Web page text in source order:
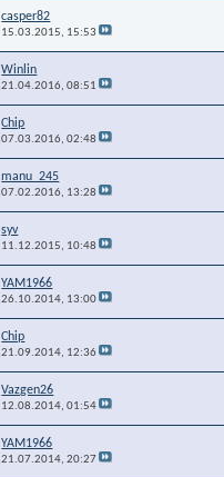
casper82
15.03.2015, 15:53
Winlin
21.04.2016,08:51
Chip
07.03.2016,02:48
manu_245
07.02.2016, 13:28
syv
11.12.2015, 10:48
YAM1966
26.10.2014, 13:00
Chip
21.09.2014, 12:36
Vazgen26
12.08.2014,01:54
YAM1966
21.07.2014,20:27